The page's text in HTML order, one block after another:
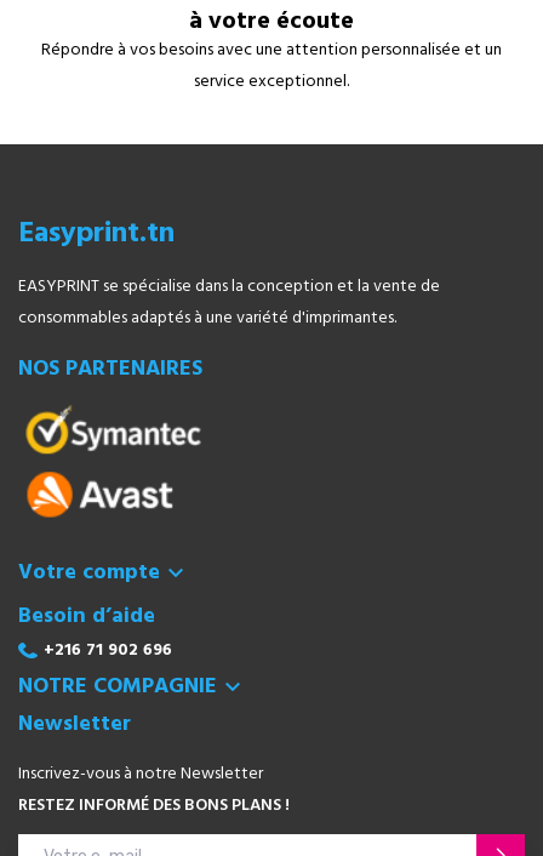
à votre écoute
Répondre à vos besoins avec une attention personnalisée et un
service exceptionnel.
Easyprint.tn
EASYPRINT se spécialise dans la conception et la vente de
consommables adaptés à une variété d'imprimantes.
NOS PARTENAIRES
Votre compte 
Besoin d’aide
+216 71 902 696
NOTRE COMPAGNIE 
Newsletter
Inscrivez-vous à notre Newsletter
RESTEZ INFORMÉ DES BONS PLANS !